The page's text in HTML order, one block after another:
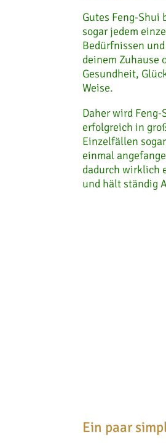
Gutes Feng-Shui
sogar jedem
Bedürfnissen
deinem Zuhause
Gesundheit,
Weise.
Daher wird
erfolgreich in
Einzelfällen
einmal
dadurch wirklich
und hält ständig
Ein paar